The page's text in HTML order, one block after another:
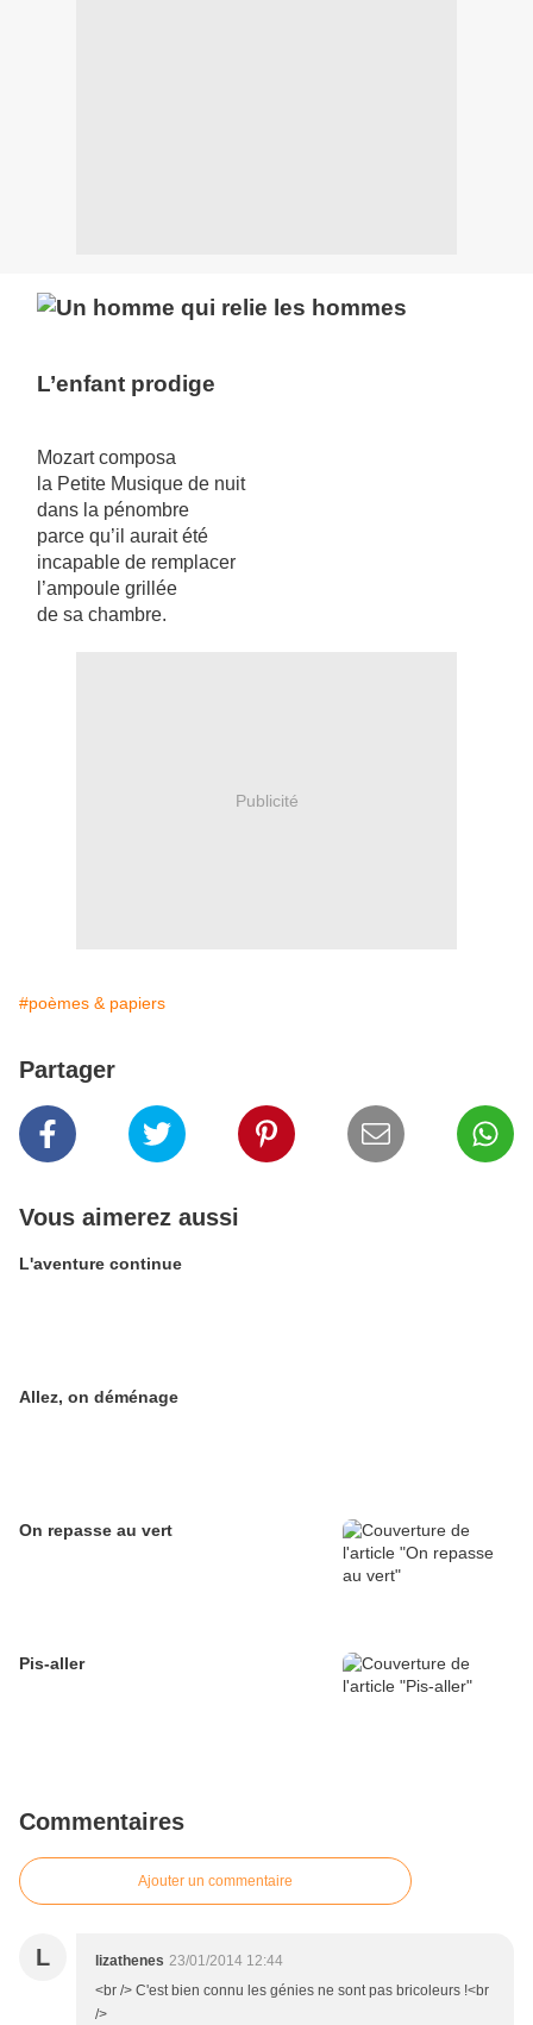
L’enfant prodige
Mozart composa
la Petite Musique de nuit
dans la pénombre
parce qu’il aurait été
incapable de remplacer
l’ampoule grillée
de sa chambre.
Publicité
#poèmes & papiers
Partager
Vous aimerez aussi
L'aventure continue
Allez, on déménage
On repasse au vert
Pis-aller
Commentaires
Ajouter un commentaire
L lizathenes 23/01/2014 12:44
<br /> C'est bien connu les génies ne sont pas bricoleurs !<br
/>